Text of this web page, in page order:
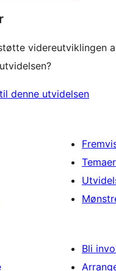
videreutviklingen
denne utvidelsen
Temaer
Bli